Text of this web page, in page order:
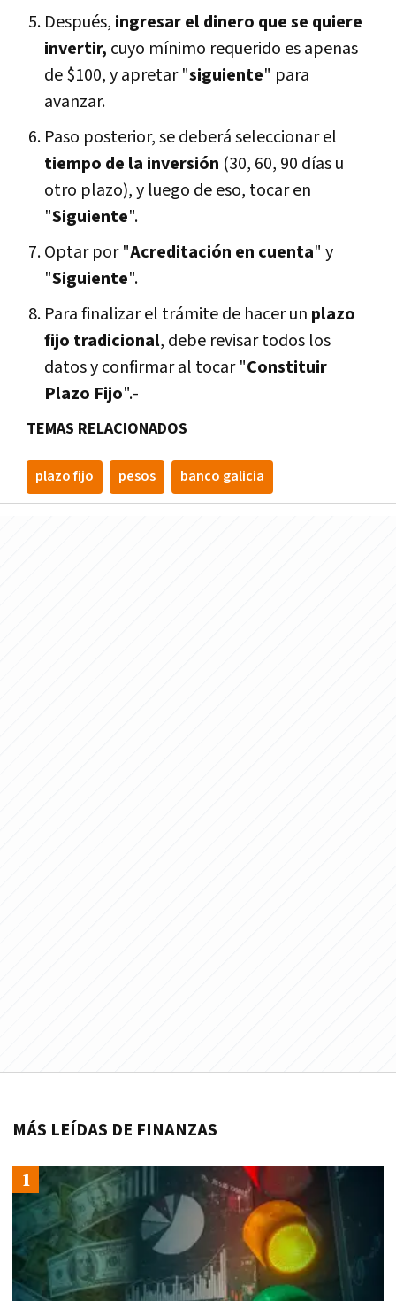
Después, ingresar el dinero que se quiere
invertir, cuyo mínimo requerido es apenas
de $100, y apretar "siguiente" para
avanzar.
Paso posterior, se deberá seleccionar el
tiempo de la inversión (30, 60, 90 días u
otro plazo), y luego de eso, tocar en
"Siguiente".
Optar por "Acreditación en cuenta" y
"Siguiente".
Para finalizar el trámite de hacer un plazo
fijo tradicional, debe revisar todos los
datos y confirmar al tocar "Constituir
Plazo Fijo".-
TEMAS RELACIONADOS
plazo fijo pesos banco galicia
MÁS LEÍDAS DE FINANZAS